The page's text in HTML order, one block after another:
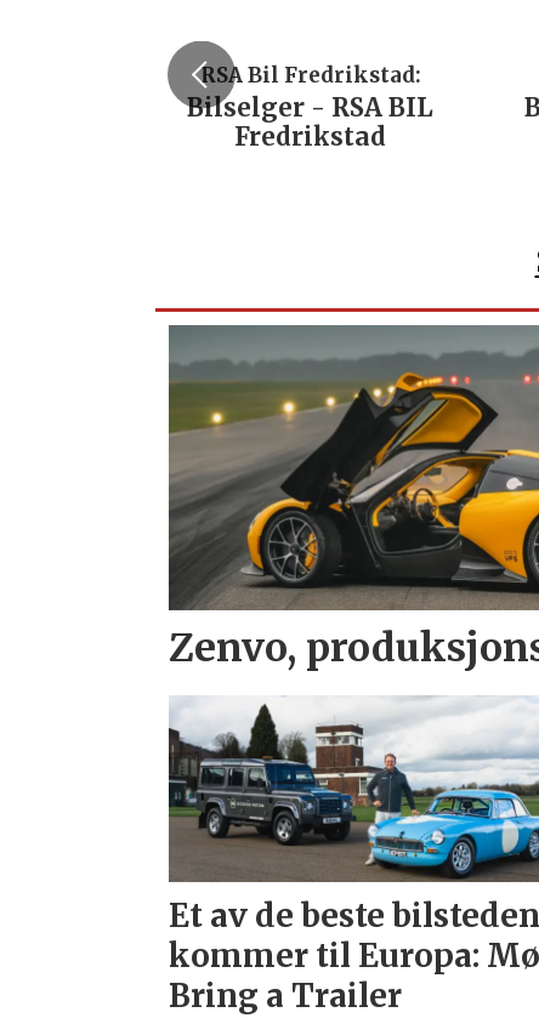
RSA Bil Fredrikstad:
Bilselger - RSA BIL
Fredrikstad
Zenvo,
Et av de beste
kommer til Europa:
Bring a Trailer